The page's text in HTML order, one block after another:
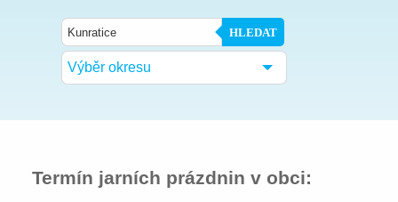
HLEDAT
Výběr okresu
Termín jarních prázdnin v obci: